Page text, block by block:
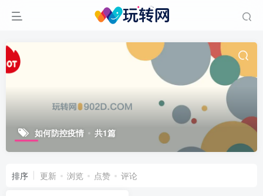
如何防控疫情 共1篇
排序 更新 浏览 点赞 评论